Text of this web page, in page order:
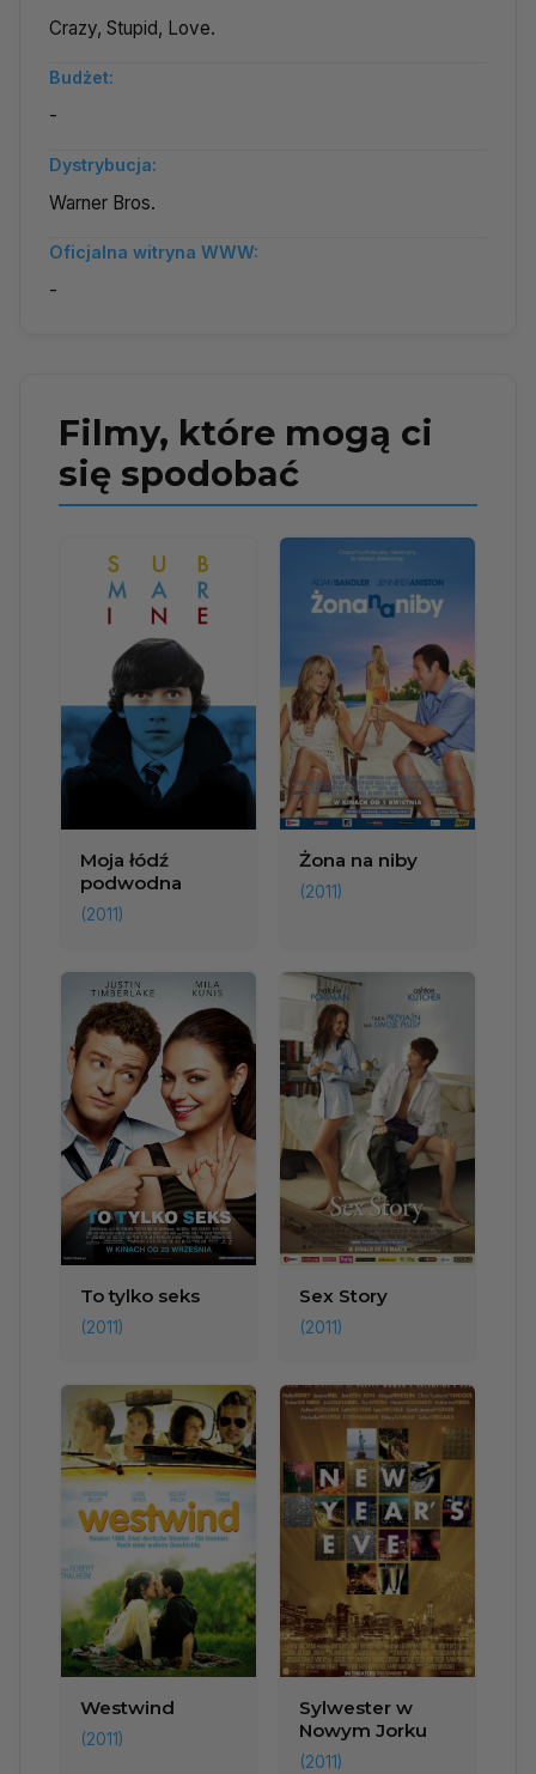
Crazy, Stupid, Love.
Budżet:
-
Dystrybucja:
Warner Bros.
Oficjalna witryna WWW:
-
Filmy, które mogą ci
się spodobać
Moja łódź
podwodna
(2011)
Żona na niby
(2011)
To tylko seks
(2011)
Sex Story
(2011)
Westwind
(2011)
Sylwester w
Nowym Jorku
(2011)